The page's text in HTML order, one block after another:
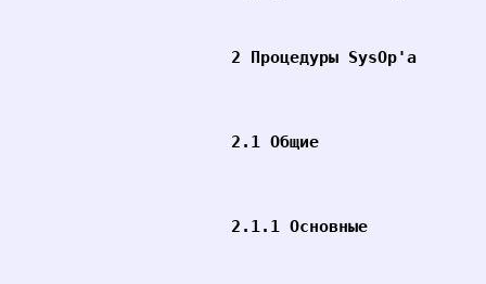
2 Процедуры SysOp'а
2.1 Общие
2.1.1 Основные